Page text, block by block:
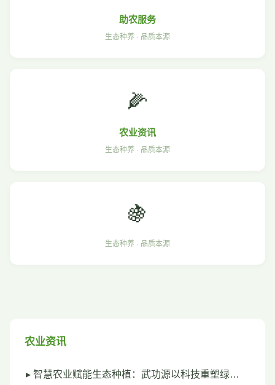
助农服务
生态种养 · 品质本源
🌽
农业资讯
生态种养 · 品质本源
🍇
生态种养 · 品质本源
农业资讯
▸ 智慧农业赋能生态种植：武功源以科技重塑绿…